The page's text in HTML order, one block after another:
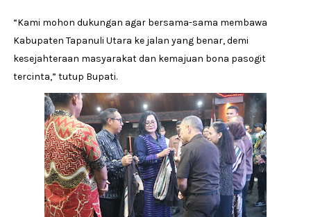
“Kami mohon dukungan agar bersama-sama membawa
Kabupaten Tapanuli Utara ke jalan yang benar, demi
kesejahteraan masyarakat dan kemajuan bona pasogit
tercinta,” tutup Bupati.